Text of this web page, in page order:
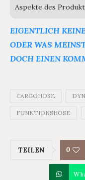
Aspekte des
EIGENTLICH
ODER WAS
DOCH EINEN
CARGOHOSE
FUNKTIONSHOSE
TEILEN 0